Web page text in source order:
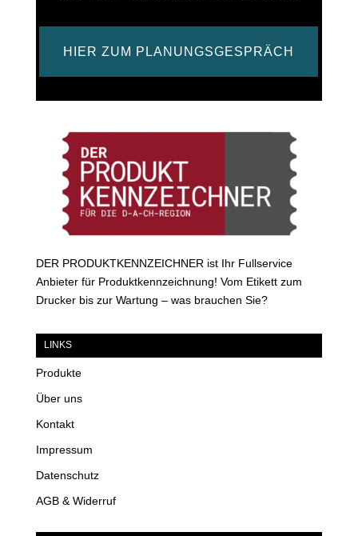
HIER ZUM PLANUNGSGESPRÄCH
DER PRODUKTKENNZEICHNER ist Ihr Fullservice
Anbieter für Produktkennzeichnung! Vom Etikett zum
Drucker bis zur Wartung – was brauchen Sie?
LINKS
Produkte
Über uns
Kontakt
Impressum
Datenschutz
AGB & Widerruf